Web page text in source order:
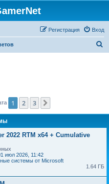
Вход
Регистрация
1 2 3
2022 RTM x64 + Cumulative
июл 2026, 11:42
системы от Microsoft
1.64 ГБ